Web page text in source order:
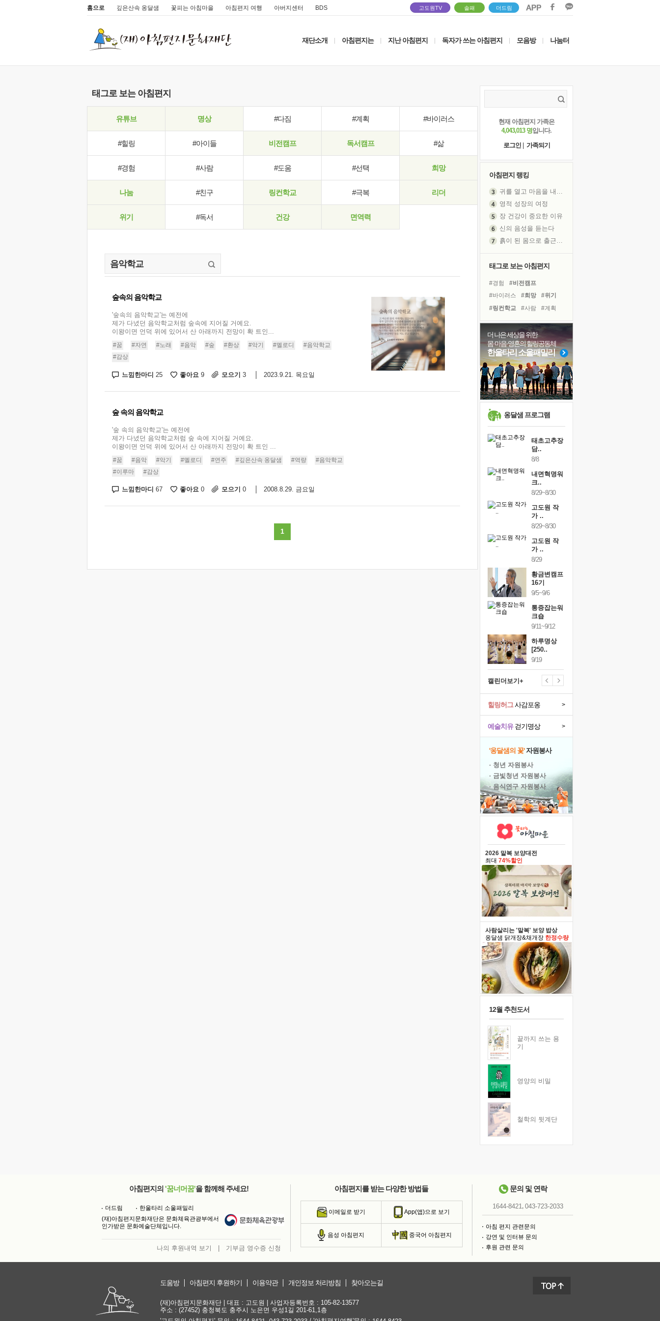
홈으로 깊은산속 옹달샘 꽃피는 아침마을 아침편지 여행 아버지센터 BDS 고도원TV 솔패 더드림
재단소개 아침편지는 지난 아침편지 독자가 쓰는 아침편지 모음방 나눔터
태그로 보는 아침편지
유튜브 명상 #다짐 #계획 #바이러스
#힐링 #아이들 비전캠프 독서캠프 #삶
#경험 #사람 #도움 #선택 희망
나눔 #친구 링컨학교 #극복 리더
위기 #독서 건강 면역력
숲속의 음악학교
'숲속의 음악학교'는 예전에
제가 다녔던 음악학교처럼 숲속에 지어질 거예요.
이왕이면 언덕 위에 있어서 산 아래까지 전망이 확 트인...
#꿈 #자연 #노래 #음악 #숲 #환상 #악기 #멜로디
#음악학교
#감상
느낌한마디 25 좋아요 9 모으기 3 2023.9.21. 목요일
숲 속의 음악학교
'숲 속의 음악학교'는 예전에
제가 다녔던 음악학교처럼 숲 속에 지어질 거예요.
이왕이면 언덕 위에 있어서 산 아래까지 전망이 확 트인 ...
#꿈 #음악 #악기 #멜로디 #연주 #깊은산속 옹달샘 #역량
#음악학교
#이루마
#감상
느낌한마디 67 좋아요 0 모으기 0 2008.8.29. 금요일
1
현재 아침편지 가족은
4,043,013 명입니다.
로그인
가족되기
아침편지 랭킹
귀를 열고 마음을 내어주고
영적 성장의 여정
장 건강이 중요한 이유
신의 음성을 듣는다
흙이 된 몸으로 출근하는 여자
졸업식 사진을 보며
극심한 변비, 어깨결림, 수면 장애
아픈 아버지를 위한 공간 설계
슬럼프
보고 싶은 어머니
유년 시절의 부산 영도 바다
못된 꼰대들
희망이란
'모른다'는 것
태그로 보는 아침편지
#경험
#비전캠프
#바이러스
#희망
#위기
#링컨학교
#사람
#계획
#유튜브
#면역력
#힐링
#나눔
#다짐
#아이들
#극복
#독서
#친구
#명상
#선택 #리더
#삶
#도움
더 나은 세상을 위한
몸·마음·영혼의 힐링공동체
한울타리 소울패밀리
옹달샘 프로그램
내면혁명워
태초고추장
담..
8/8
내면혁명워
크..
8/29~8/30
고도원 작
가 ..
8/29~8/30
고도원 작
가 ..
8/29
황금변캠프
16기
9/5~9/6
통증잡는워
크숍
9/11~9/12
하루명상
[250..
9/19
캘린더보기+
예술치유걷기명상 >
힐링허그사감포옹 >
'옹달샘의 꽃'자원봉사
· 청년 자원봉사
· 금빛청년 자원봉사
· 음식연구 자원봉사
2026 말복 보양대전
최대 74%할인
사람살리는 '말복' 보양 밥상
옹달샘 닭개장&채개장 한정수량
12월 추천도서
끝까지 쓰는 용
기
영양의 비밀
철학의 뒷계단
아침편지의 '꿈너머꿈'을 함께해 주세요!
더드림
한울타리 소울패밀리
(재)아침편지문화재단은 문화체육관광부에서
인가받은 문화예술단체입니다.
나의 후원내역 보기 기부금 영수증 신청
아침편지를 받는 다양한 방법들
이메일로 받기 App(앱)으로 보기
음성 아침편지 중국어 아침편지
문의 및 연락
1644-8421, 043-723-2033
아침 편지 관련문의
강연 및 인터뷰 문의
후원 관련 문의
도움방 아침편지 후원하기 이용약관 개인정보 처리방침 찾아오는길
(재)아침편지문화재단 | 대표 : 고도원 | 사업자등록번호 : 105-82-13577
주소 : (27452) 충청북도 충주시 노은면 우성1길 201-61,1층